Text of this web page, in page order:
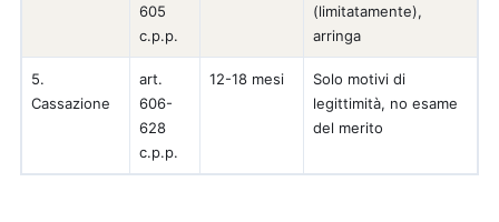
605
c.p.p.
(limitatamente),
arringa
5.
Cassazione
art.
606-
628
c.p.p.
12-18 mesi
Solo motivi di
legittimità, no esame
del merito